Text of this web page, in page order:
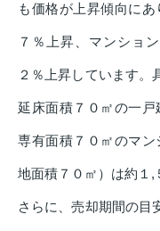
も価格が上昇傾向に
７％上昇、マンショ
２％上昇しています。
延床面積７０㎡の一戸
専有面積７０㎡のマ
地面積７０㎡）は約１,
さらに、売却期間の目